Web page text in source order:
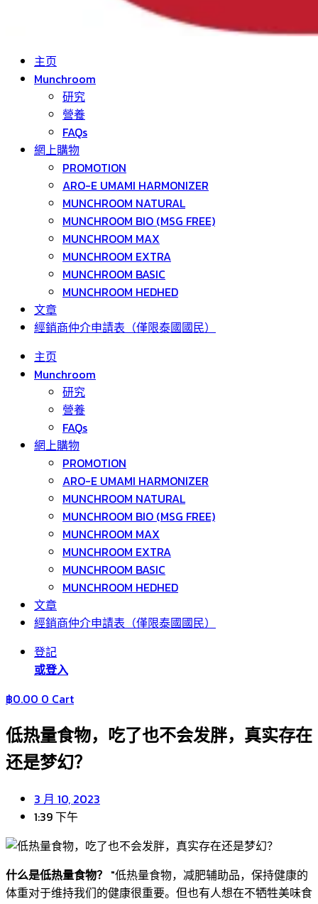
主页
Munchroom
研究
營養
FAQs
網上購物
PROMOTION
ARO-E UMAMI HARMONIZER
MUNCHROOM NATURAL
MUNCHROOM BIO (MSG FREE)
MUNCHROOM MAX
MUNCHROOM EXTRA
MUNCHROOM BASIC
MUNCHROOM HEDHED
文章
經銷商仲介申請表（僅限泰國國民）
主页
Munchroom
研究
營養
FAQs
網上購物
PROMOTION
ARO-E UMAMI HARMONIZER
MUNCHROOM NATURAL
MUNCHROOM BIO (MSG FREE)
MUNCHROOM MAX
MUNCHROOM EXTRA
MUNCHROOM BASIC
MUNCHROOM HEDHED
文章
經銷商仲介申請表（僅限泰國國民）
登記
或登入
฿0.00 0 Cart
低热量食物，吃了也不会发胖，真实存在
还是梦幻？
3 月 10, 2023
1:39 下午
什么是低热量食物？ "低热量食物，减肥辅助品，保持健康的
体重对于维持我们的健康很重要。但也有人想在不牺牲美味食